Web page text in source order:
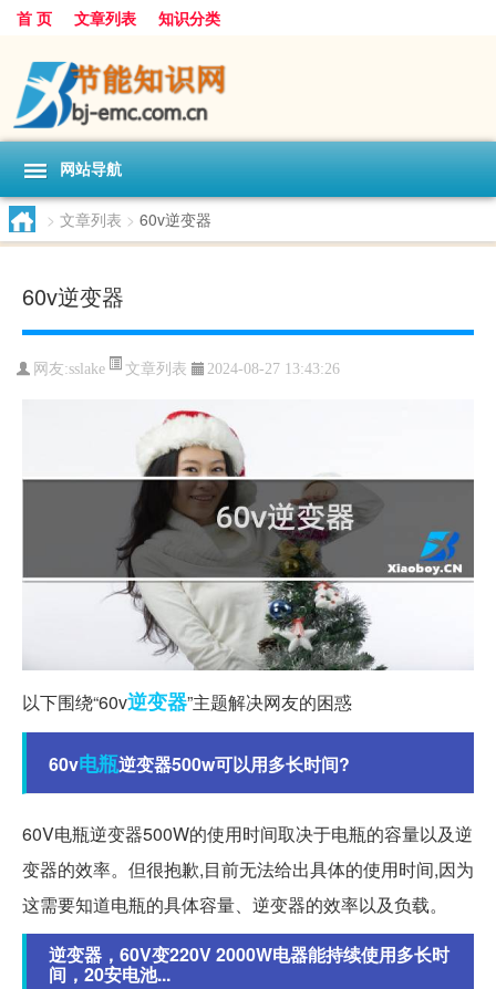
首 页 文章列表 知识分类
网站导航
> 文章列表 > 60v逆变器
60v逆变器
网友:sslake 文章列表 2024-08-27 13:43:26
以下围绕“60v逆变器”主题解决网友的困惑
60v电瓶逆变器500w可以用多长时间?
60V电瓶逆变器500W的使用时间取决于电瓶的容量以及逆
变器的效率。但很抱歉,目前无法给出具体的使用时间,因为
这需要知道电瓶的具体容量、逆变器的效率以及负载。
逆变器，60V变220V 2000W电器能持续使用多长时
间，20安电池...